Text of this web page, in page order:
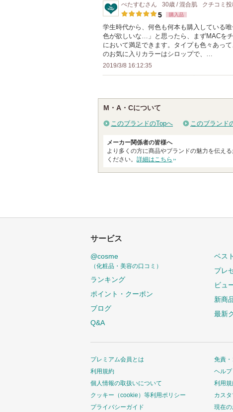
い
す
ぺたすむさん 30歳 / 混合肌 クチコミ
5 購入品
学生時代から、何色も何本も購入している
色が欲しいな…」と思ったら、まずMACを
において満足できます。タイプも色々あっ
のお気に入りカラーはシロップで、…
2019/3/8 16:12:35
M・A・Cについて
このブランドのTopへ このブランド
メーカー関係者の皆様へ
より多くの方に商品やブランドの魅力を伝え
ください。 詳細はこちら
サービス
@cosme
（化粧品・美容の口コミ）
ランキング
ポイント・クーポン
ブログ
Q&A
ベス
プレ
ビュ
新商
最新
プレミアム会員とは
利用規約
個人情報の取扱いについて
クッキー（cookie）等利用ポリシー
プライバシーガイド
免責・
ヘル
利用
カス
現在